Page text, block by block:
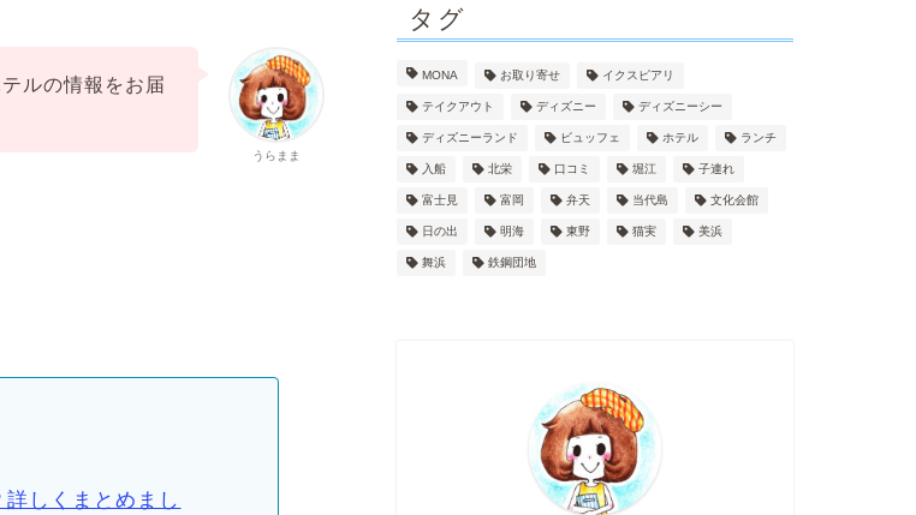
うらまま
ルの情報をお届
しくまとめまし
タグ
MONA お取り寄せ イクスピアリ
テイクアウト ディズニー ディズニーシー
ディズニーランド ビュッフェ ホテル ランチ
入船 北栄 口コミ 堀江 子連れ
富士見 富岡 弁天 当代島 文化会館
日の出 明海 東野 猫実 美浜
舞浜 鉄鋼団地